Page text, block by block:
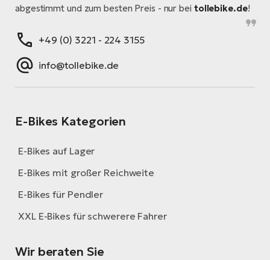
abgestimmt und zum besten Preis - nur bei tollebike.de!
+49 (0) 3221 - 224 3155
info@tollebike.de
E-Bikes Kategorien
E-Bikes auf Lager
E-Bikes mit großer Reichweite
E-Bikes für Pendler
XXL E-Bikes für schwerere Fahrer
Wir beraten Sie